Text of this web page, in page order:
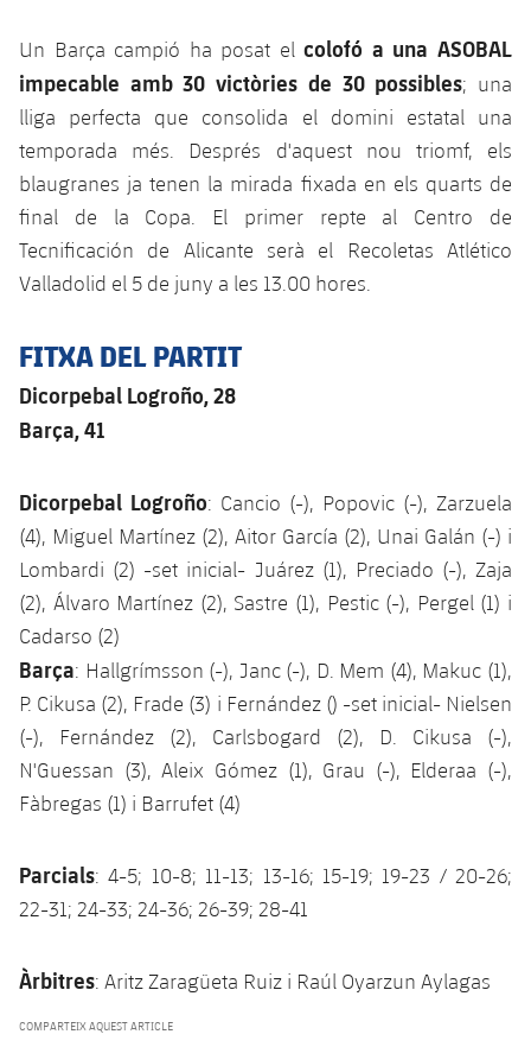
Un Barça campió ha posat elcolofó a una ASOBAL
impecable amb 30 victòries de 30 possibles; una
lliga perfecta que consolida el domini estatal una
temporada més. Després d'aquest nou triomf, els
blaugranes ja tenen la mirada fixada en els quarts de
final de la Copa. El primer repte al Centro de
Tecnificación de Alicante serà el Recoletas Atlético
Valladolid el 5 de juny a les 13.00 hores.
FITXA DEL PARTIT
Dicorpebal Logroño, 28
Barça, 41
Dicorpebal Logroño: Cancio (-), Popovic (-), Zarzuela
(4), Miguel Martínez (2), Aitor García (2), Unai Galán (-) i
Lombardi (2) -set inicial- Juárez (1), Preciado (-), Zaja
(2), Álvaro Martínez (2), Sastre (1), Pestic (-), Pergel (1) i
Cadarso (2)
Barça: Hallgrímsson (-), Janc (-), D. Mem (4), Makuc (1),
P. Cikusa (2), Frade (3) i Fernández () -set inicial- Nielsen
(-), Fernández (2), Carlsbogard (2), D. Cikusa (-),
N'Guessan (3), Aleix Gómez (1), Grau (-), Elderaa (-),
Fàbregas (1) i Barrufet (4)
Parcials: 4-5; 10-8; 11-13; 13-16; 15-19; 19-23 / 20-26;
22-31; 24-33; 24-36; 26-39; 28-41
Àrbitres: Aritz Zaragüeta Ruiz i Raúl Oyarzun Aylagas
COMPARTEIX AQUEST ARTICLE